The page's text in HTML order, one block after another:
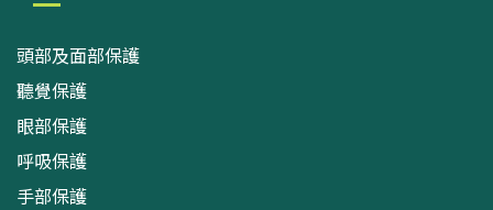
頭部及面部保護
聽覺保護
眼部保護
呼吸保護
手部保護